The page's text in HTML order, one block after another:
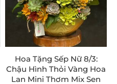
Hoa Tặng Sếp Nữ 8/3:
Chậu Hình Thỏi Vàng Hoa
Lan Mini Thơm Mix Sen